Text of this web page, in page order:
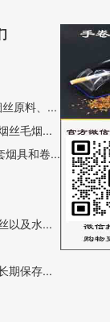
原料、...
丝毛烟...
烟具和卷...
以及水...
期保存...